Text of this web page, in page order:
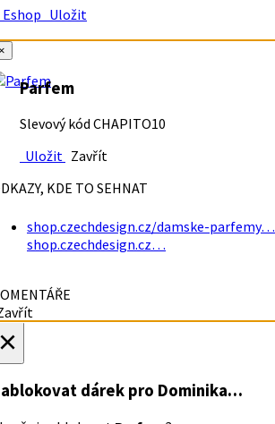
Uložit
Parfem
Slevový kód CHAPITO10
Uložit Zavřít
KDE TO SEHNAT
shop.czechdesign.cz/damske-parfemy…
shop.czechdesign.cz…
dárek pro Dominika…